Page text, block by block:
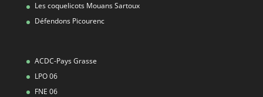
Les coquelicots Mouans Sartoux
Défendons Picourenc
ACDC-Pays Grasse
LPO 06
FNE 06